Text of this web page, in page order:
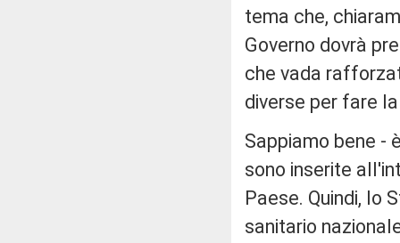
tema che,
Governo dovrà
che vada
diverse per fare
Sappiamo bene -
sono inserite
Paese. Quindi, lo
sanitario